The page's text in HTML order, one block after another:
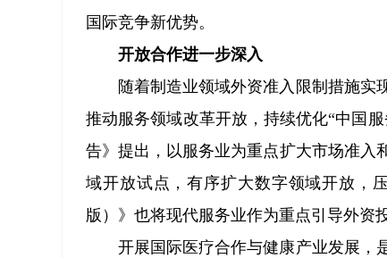
国际竞争新优势。
开放合作进一步深入
随着制造业领域外资准入限制措施实
推动服务领域改革开放，持续优化“中国
告》提出，以服务业为重点扩大市场准入
域开放试点，有序扩大数字领域开放，
版）》也将现代服务业作为重点引导外资
开展国际医疗合作与健康产业发展，